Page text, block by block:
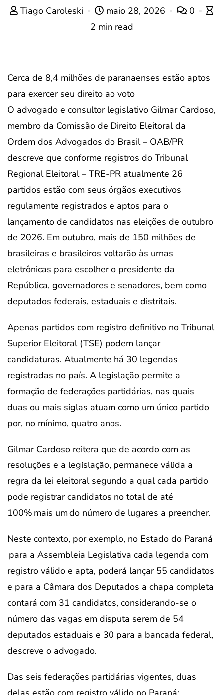
Tiago Caroleski maio 28, 2026
0
2 min read
Cerca de 8,4 milhões de paranaenses estão aptos
para exercer seu direito ao voto
O advogado e consultor legislativo Gilmar Cardoso,
membro da Comissão de Direito Eleitoral da
Ordem dos Advogados do Brasil – OAB/PR
descreve que conforme registros do Tribunal
Regional Eleitoral – TRE-PR atualmente 26
partidos estão com seus órgãos executivos
regulamente registrados e aptos para o
lançamento de candidatos nas eleições de outubro
de 2026. Em outubro, mais de 150 milhões de
brasileiras e brasileiros voltarão às urnas
eletrônicas para escolher o presidente da
República, governadores e senadores, bem como
deputados federais, estaduais e distritais.
Apenas partidos com registro definitivo no Tribunal
Superior Eleitoral (TSE) podem lançar
candidaturas. Atualmente há 30 legendas
registradas no país. A legislação permite a
formação de federações partidárias, nas quais
duas ou mais siglas atuam como um único partido
por, no mínimo, quatro anos.
Gilmar Cardoso reitera que de acordo com as
resoluções e a legislação, permanece válida a
regra da lei eleitoral segundo a qual cada partido
pode registrar candidatos no total de até
100% mais um do número de lugares a preencher.
Neste contexto, por exemplo, no Estado do Paraná
para a Assembleia Legislativa cada legenda com
registro válido e apta, poderá lançar 55 candidatos
e para a Câmara dos Deputados a chapa completa
contará com 31 candidatos, considerando-se o
número das vagas em disputa serem de 54
deputados estaduais e 30 para a bancada federal,
descreve o advogado.
Das seis federações partidárias vigentes, duas
delas estão com registro válido no Paraná: